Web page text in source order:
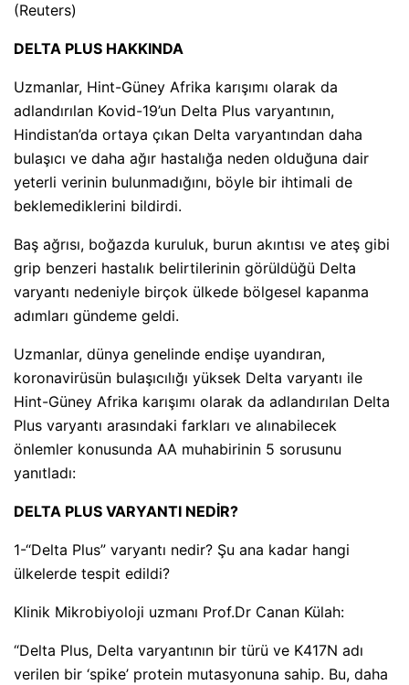
(Reuters)
DELTA PLUS HAKKINDA
Uzmanlar, Hint-Güney Afrika karışımı olarak da
adlandırılan Kovid-19’un Delta Plus varyantının,
Hindistan’da ortaya çıkan Delta varyantından daha
bulaşıcı ve daha ağır hastalığa neden olduğuna dair
yeterli verinin bulunmadığını, böyle bir ihtimali de
beklemediklerini bildirdi.
Baş ağrısı, boğazda kuruluk, burun akıntısı ve ateş gibi
grip benzeri hastalık belirtilerinin görüldüğü Delta
varyantı nedeniyle birçok ülkede bölgesel kapanma
adımları gündeme geldi.
Uzmanlar, dünya genelinde endişe uyandıran,
koronavirüsün bulaşıcılığı yüksek Delta varyantı ile
Hint-Güney Afrika karışımı olarak da adlandırılan Delta
Plus varyantı arasındaki farkları ve alınabilecek
önlemler konusunda AA muhabirinin 5 sorusunu
yanıtladı:
DELTA PLUS VARYANTI NEDİR?
1-“Delta Plus” varyantı nedir? Şu ana kadar hangi
ülkelerde tespit edildi?
Klinik Mikrobiyoloji uzmanı Prof.Dr Canan Külah:
“Delta Plus, Delta varyantının bir türü ve K417N adı
verilen bir ‘spike’ protein mutasyonuna sahip. Bu, daha